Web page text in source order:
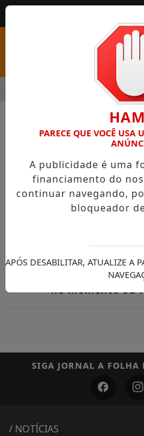
ABRE PSS COM VAGAS EM
Sentimos muito, mas
tentou acessar não
no momento ou
SIGA JORNAL A FOLHA
/ NOTÍCIAS
PARECE QUE VOCÊ USA
A publicidade é uma
financiamento do
continuar navegando,
bloqueador
APÓS DESABILITAR, ATUALIZE A